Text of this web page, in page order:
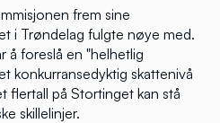
frem sine
i Trøndelag fulgte nøye med.
å foreslå en "helhetlig
konkurransedyktig skattenivå
flertall på Stortinget kan stå
skillelinjer.